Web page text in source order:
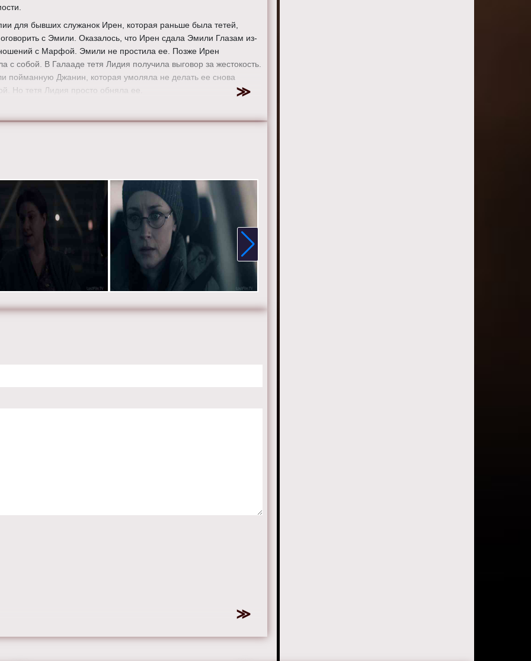
для бывших служанок Ирен, которая раньше была тетей,
с Эмили. Оказалось, что Ирен сдала Эмили Глазам из-
с Марфой. Эмили не простила ее. Позже Ирен
с собой. В Галааде тетя Лидия получила выговор за жестокость.
пойманную Джанин, которая умоляла не делать ее снова
Но тетя Лидия просто обняла ее.
Элизабет Мосс, Джозеф Файнс, Ивонн Страховски, Алексис
качестве, на телефоне, планшете, пк или телевизоре на